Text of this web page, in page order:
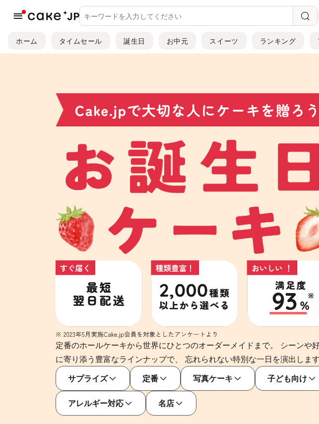
ホーム タイムセール 誕生日 お中元 スイーツ ランキング
定番のホールケーキから世界にひとつのオーダーメイドまで。 シーンや
に寄り添う豊富なラインナップで、 忘れられない特別な一日を演出します
サプライズ
定番 写真ケーキ 子ども向け
アレルギー対応 名店